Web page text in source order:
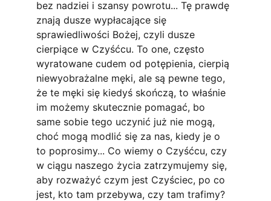
bez nadziei i szansy powrotu... Tę prawdę
znają dusze wypłacające się
sprawiedliwości Bożej, czyli dusze
cierpiące w Czyśćcu. To one, często
wyratowane cudem od potępienia, cierpią
niewyobrażalne męki, ale są pewne tego,
że te męki się kiedyś skończą, to właśnie
im możemy skutecznie pomagać, bo
same sobie tego uczynić już nie mogą,
choć mogą modlić się za nas, kiedy je o
to poprosimy... Co wiemy o Czyśćcu, czy
w ciągu naszego życia zatrzymujemy się,
aby rozważyć czym jest Czyściec, po co
jest, kto tam przebywa, czy tam trafimy?